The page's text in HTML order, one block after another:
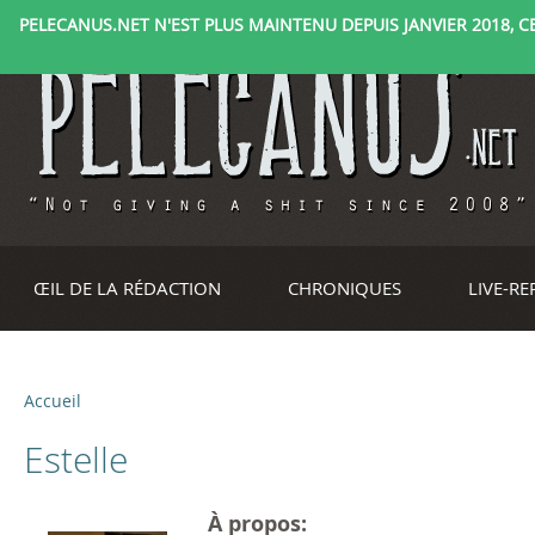
PELECANUS.NET N'EST PLUS MAINTENU DEPUIS JANVIER 2018,
ŒIL DE LA RÉDACTION CHRONIQUES LIVE-
V
o
Accueil
Estelle
À propos: